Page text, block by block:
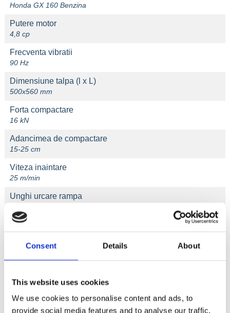
Consent Details About
This website uses cookies
We use cookies to personalise content and ads, to
provide social media features and to analyse our traffic.
Honda GX 160 Benzina
Putere motor
4,8 cp
Frecventa vibratii
90 Hz
Dimensiune talpa (l x L)
500x560 mm
Forta compactare
16 kN
Adancimea de compactare
15-25 cm
Viteza inaintare
25 m/min
Unghi urcare rampa
Greutate echipament
Documentație tehnică